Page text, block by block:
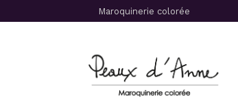
Maroquinerie colorée